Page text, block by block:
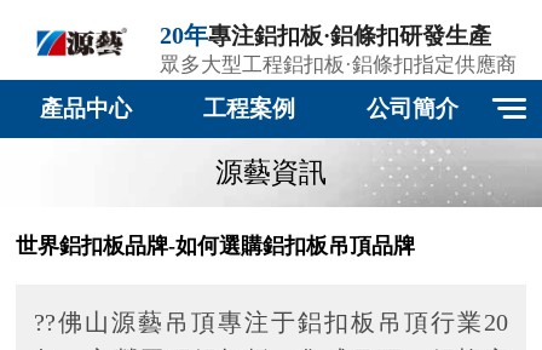
20年專注鋁扣板·鋁條扣研發生產
眾多大型工程鋁扣板·鋁條扣指定供應商
產品中心 工程案例 公司簡介
源藝資訊
世界鋁扣板品牌-如何選購鋁扣板吊頂品牌
??佛山源藝吊頂專注于鋁扣板吊頂行業20